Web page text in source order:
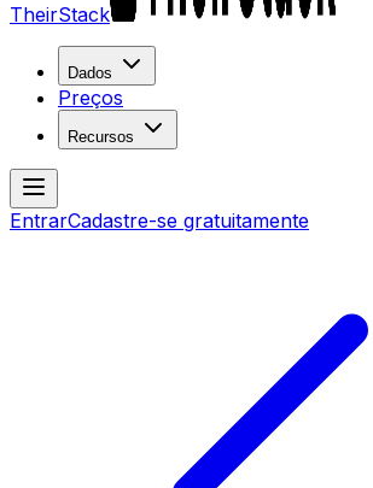
TheirStack
Dados
Preços
Recursos
EntrarCadastre-se gratuitamente